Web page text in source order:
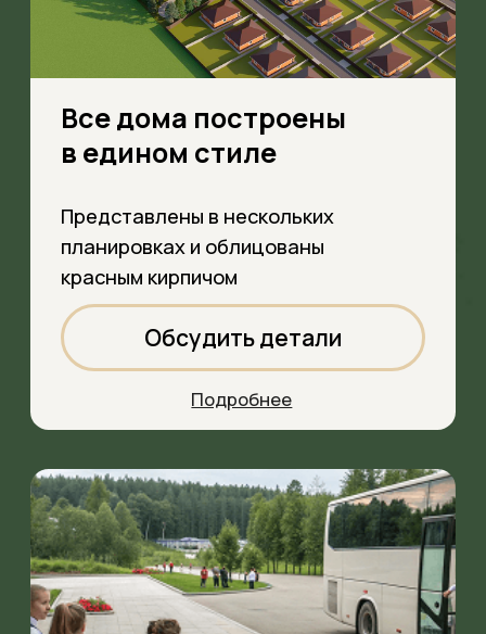
Вам не нужно тратить время
Магазин и аптека
в пешей доступности
4 школы в округе,
удобный школьный
автобус
Детям не нужно далеко добираться,
посёлка
Обсудить детали
Подробнее